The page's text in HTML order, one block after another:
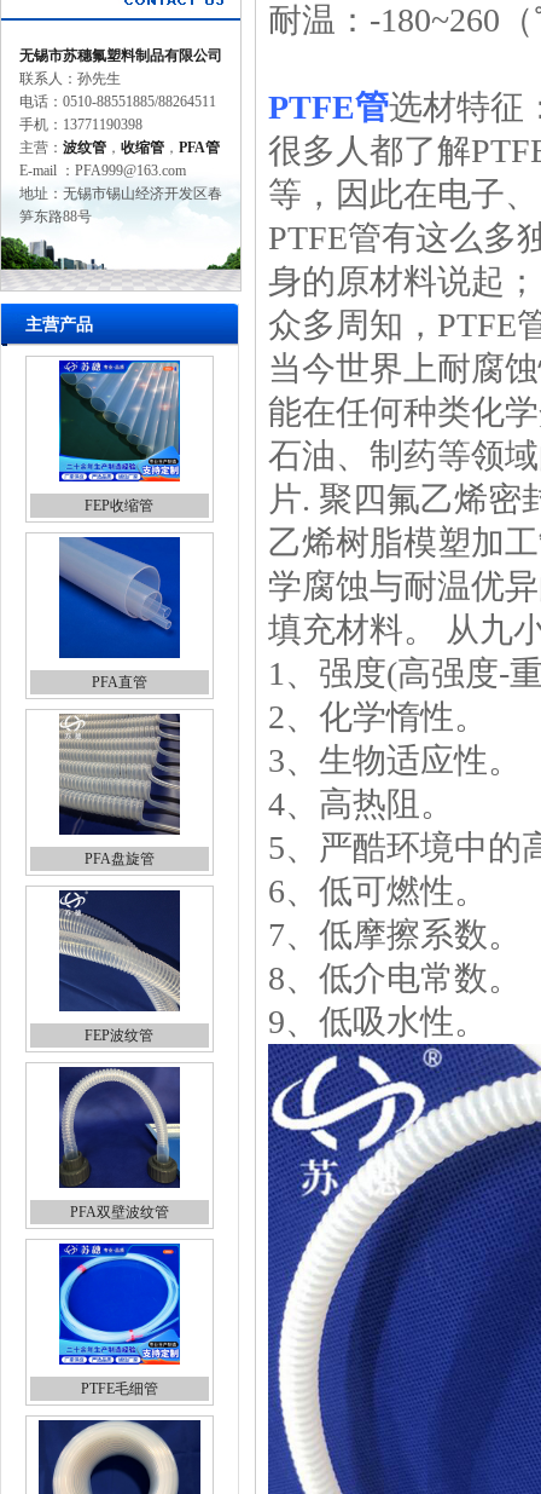
无锡市苏穗氟塑料制品有限公司
联系人：孙先生
电话：0510-88551885/88264511
手机：13771190398
主营： 波纹管 ， 收缩管 ， PFA管
E-mail ：PFA999@163.com
地址：无锡市锡山经济开发区春
笋东路88号
主营产品
FEP收缩管
PFA直管
PFA盘旋管
FEP波纹管
PFA双壁波纹管
PTFE毛细管
耐温：-180~260
PTFE管选材特征
很多人都了解
等，因此在电子
PTFE管有这么多
身的原材料说起；
众多周知，PTFE
当今世界上耐腐
能在任何种类化
石油、制药等领
片. 聚四氟乙烯密
乙烯树脂模塑加
学腐蚀与耐温优
填充材料。 从九
1、强度(高强度-
2、化学惰性。
3、生物适应性。
4、高热阻。
5、严酷环境中的
6、低可燃性。
7、低摩擦系数。
8、低介电常数。
9、低吸水性。